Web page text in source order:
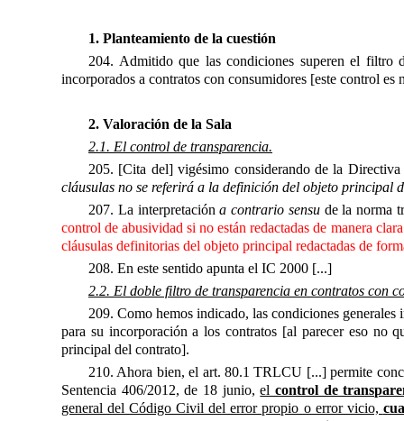
1. Planteamiento de la cuestión
204. Admitido que las condiciones superen el
incorporados a contratos con consumidores [este control es
2. Valoración de la Sala
2.1. El control de transparencia.
205. [Cita del] vigésimo considerando de la
cláusulas no se referirá a la definición del objeto principal
207. La interpretacióna contrario sensu de la norma
control de abusividad si no están redactadas de manera
cláusulas definitorias del objeto principal redactadas de
208. En este sentido apunta el IC 2000 [...]
2.2. El doble filtro de transparencia en contratos con
209. Como hemos indicado, las condiciones
para su incorporación a los contratos [al parecer eso no
principal del contrato].
210. Ahora bien, el art. 80.1 TRLCU [...] permite
Sentencia 406/2012, de 18 junio,elcontrol de
general del Código Civil del error propio o error vicio,